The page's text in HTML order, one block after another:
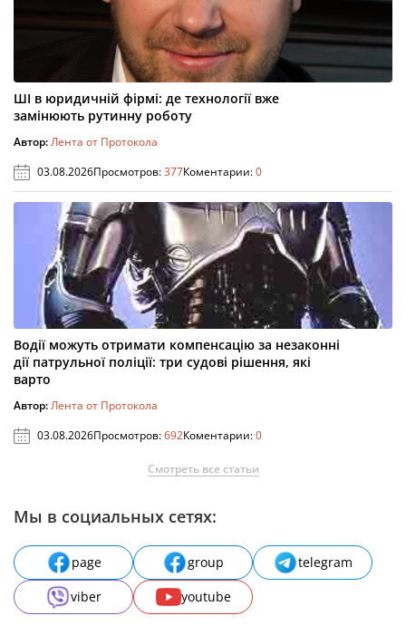
ШІ в юридичній фірмі: де технології вже
замінюють рутинну роботу
Автор:Лента от Протокола
03.08.2026Просмотров:377Коментарии:0
Водії можуть отримати компенсацію за незаконні
дії патрульної поліції: три судові рішення, які
варто
Автор:Лента от Протокола
03.08.2026Просмотров:692Коментарии:0
Смотреть все статьи
Мы в социальных сетях:
page group
telegram
viber
youtube